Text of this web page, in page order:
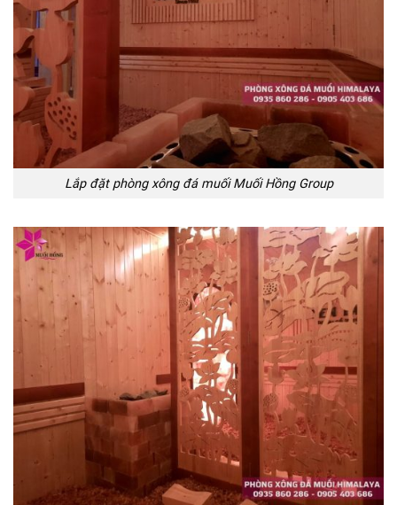
Lắp đặt phòng xông đá muối Muối Hồng Group